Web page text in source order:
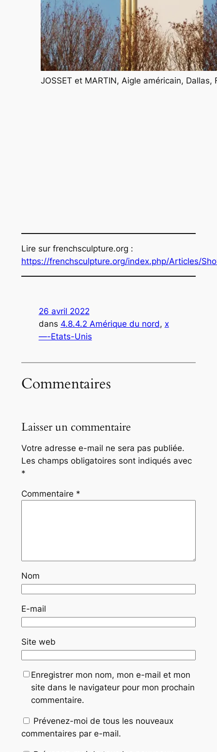
JOSSET et MARTIN, Aigle américain, Dallas,
Lire sur frenchsculpture.org :
https://frenchsculpture.org/index.php/Articles/
26 avril 2022
dans 4.8.4.2 Amérique du nord, x
—-Etats-Unis
Commentaires
Laisser un commentaire
Votre adresse e-mail ne sera pas publiée.
Les champs obligatoires sont indiqués avec
*
Commentaire *
Nom
E-mail
Site web
Enregistrer mon nom, mon e-mail et mon
site dans le navigateur pour mon prochain
commentaire.
Prévenez-moi de tous les nouveaux
commentaires par e-mail.